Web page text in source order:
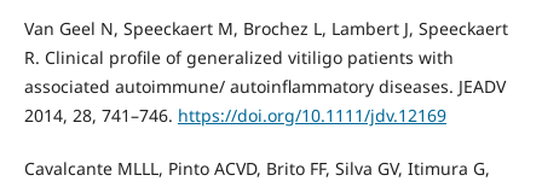
Van Geel N, Speeckaert M, Brochez L, Lambert J, Speeckaert
R. Clinical profile of generalized vitiligo patients with
associated autoimmune/ autoinflammatory diseases. JEADV
2014, 28, 741–746. https://doi.org/10.1111/jdv.12169
Cavalcante MLLL, Pinto ACVD, Brito FF, Silva GV, Itimura G,